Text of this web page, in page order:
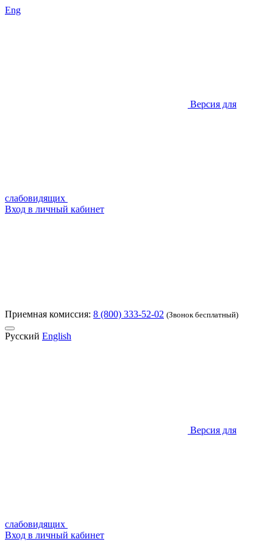
Eng
Версия для
слабовидящих
Вход в личный кабинет
Приемная комиссия: 8 (800) 333-52-02 (Звонок бесплатный)
Русский English
Версия для
слабовидящих
Вход в личный кабинет